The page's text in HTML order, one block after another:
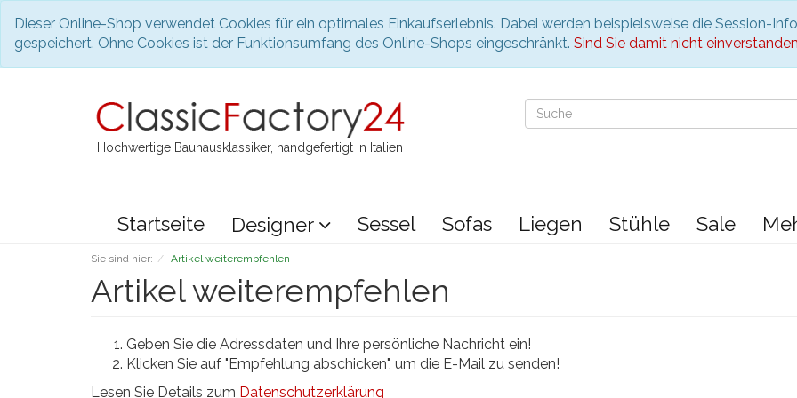
Dieser Online-Shop verwendet Cookies für ein optimales Einkaufserlebnis. Dabei werden beispielsweise die Session-
gespeichert. Ohne Cookies ist der Funktionsumfang des Online-Shops eingeschränkt. Sind Sie damit nicht
Hochwertige Bauhausklassiker, handgefertigt in Italien
Startseite Designer Sessel Sofas Liegen Stühle Sale
Sie sind hier: Artikel weiterempfehlen
Artikel weiterempfehlen
Geben Sie die Adressdaten und Ihre persönliche Nachricht ein!
Klicken Sie auf "Empfehlung abschicken", um die E-Mail zu senden!
Lesen Sie Details zum Datenschutzerklärung